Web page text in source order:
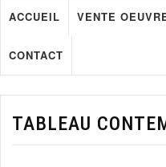
ACCUEIL VENTE
CONTACT
TABLEAU